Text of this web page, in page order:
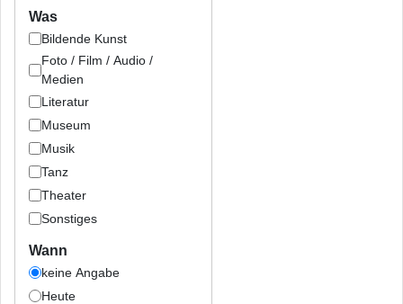
Was
Bildende Kunst
Foto / Film / Audio /
Medien
Literatur
Museum
Musik
Tanz
Theater
Sonstiges
Wann
keine Angabe
Heute